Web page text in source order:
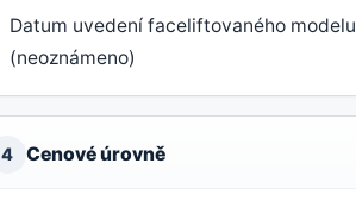
Datum uvedení faceliftovaného modelu
(neoznámeno)
4 Cenové úrovně